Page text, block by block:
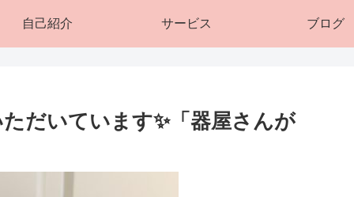
自己紹介 サービス ブログ
だいています✨「器屋さんが